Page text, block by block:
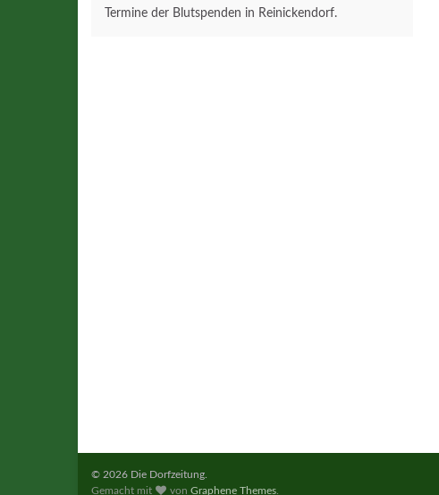
Termine der Blutspenden in Reinickendorf.
© 2026 Die Dorfzeitung.
Gemacht mit
vonGraphene Themes